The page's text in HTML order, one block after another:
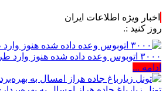
اخبار ویژه اطلاعات ایران
۳۰۰۰ اتوبوس وعده داده شده هنوز وارد طرح اربعین نشده است
ادامه ...